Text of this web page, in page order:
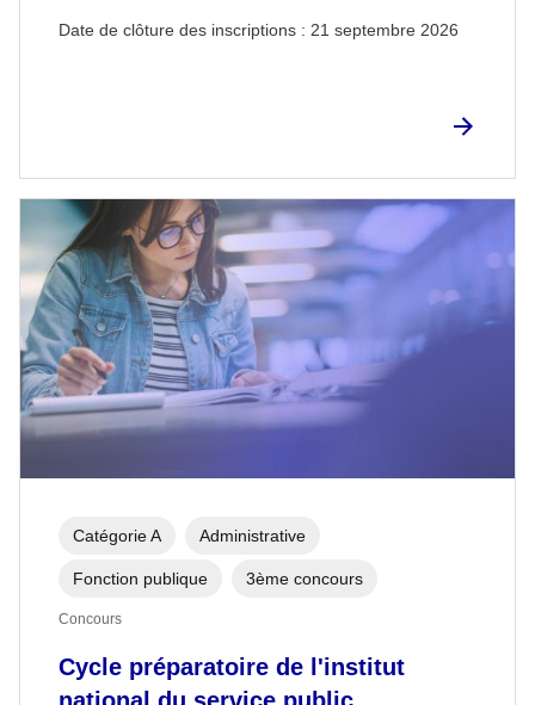
Date de clôture des inscriptions : 21 septembre 2026
Cycle préparatoire de l'institut
Catégorie A Administrative
Fonction publique 3ème concours
Concours